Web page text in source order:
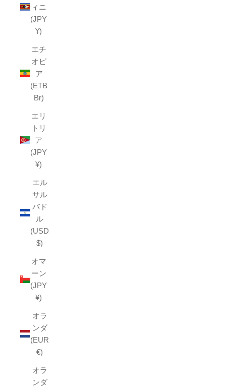
ィニ
(JPY
¥)
エチ
オピ
ア
(ETB
Br)
エリ
トリ
ア
(JPY
¥)
エル
サル
バド
ル
(USD
$)
オマ
ーン
(JPY
¥)
オラ
ンダ
(EUR
€)
オラ
ンダ